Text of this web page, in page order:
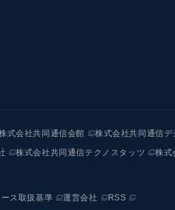
式会社共同通信会館 株式会社共同通信デ
株式会社共同通信テクノスタッツ 株式
ス取扱基準 運営会社 RSS